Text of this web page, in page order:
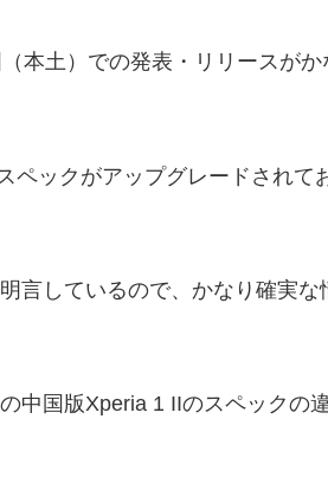
本土）での発表・リリースが
ックがアップグレードされて
言しているので、かなり確実な
中国版Xperia 1 IIのスペックの